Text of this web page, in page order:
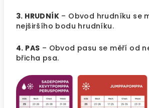
3. HRUDNÍK – Obvod hrudníku se
nejširšího bodu hrudníku.
4. PAS – Obvod pasu se měří od
břicha psa.